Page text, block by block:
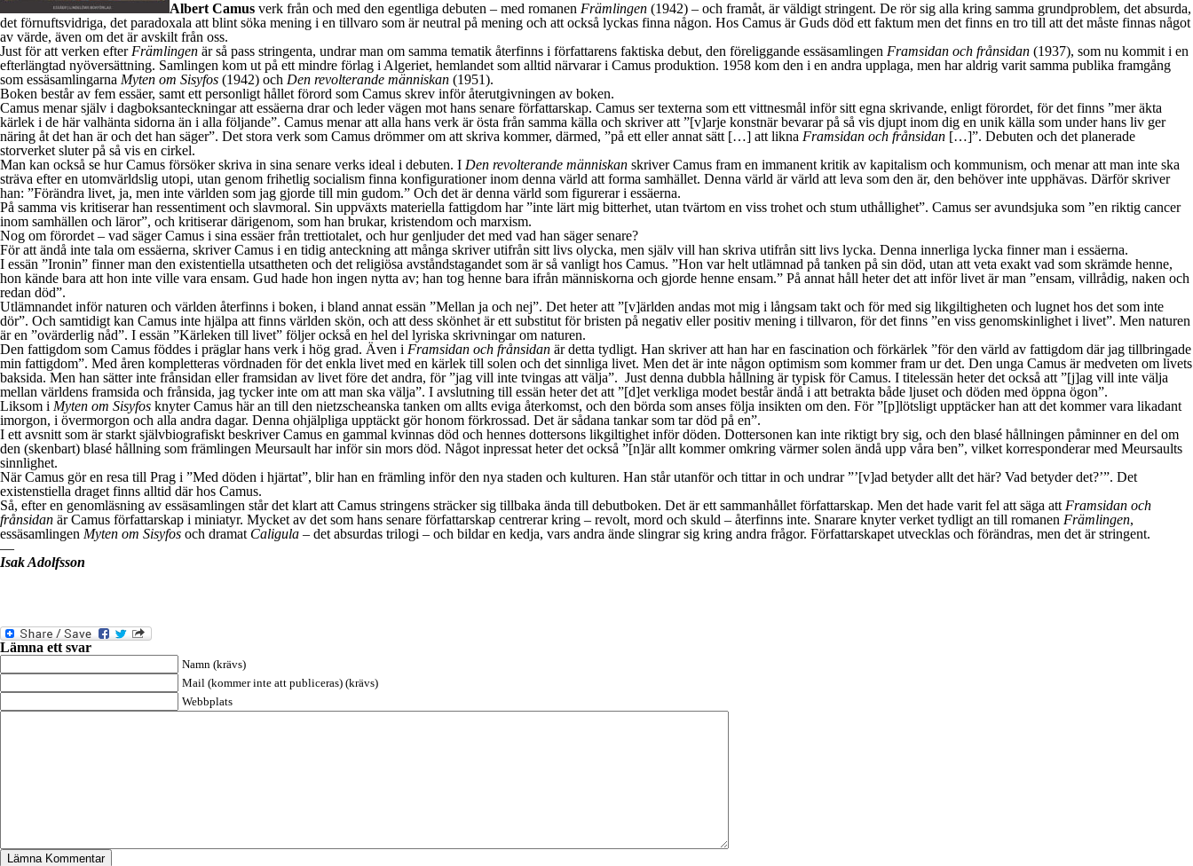
Albert Camus verk från och med den egentliga debuten – med romanen Främlingen (1942) – och framåt, är väldigt stringent. De rör sig alla kring samma grundproblem, det absurda,
det förnuftsvidriga, det paradoxala att blint söka mening i en tillvaro som är neutral på mening och att också lyckas finna någon. Hos Camus är Guds död ett faktum men det finns en tro till att det måste finnas något
av värde, även om det är avskilt från oss.
Just för att verken efter Främlingen är så pass stringenta, undrar man om samma tematik återfinns i författarens faktiska debut, den föreliggande essäsamlingen Framsidan och frånsidan (1937), som nu kommit i en
efterlängtad nyöversättning. Samlingen kom ut på ett mindre förlag i Algeriet, hemlandet som alltid närvarar i Camus produktion. 1958 kom den i en andra upplaga, men har aldrig varit samma publika framgång
som essäsamlingarna Myten om Sisyfos (1942) och Den revolterande människan (1951).
Boken består av fem essäer, samt ett personligt hållet förord som Camus skrev inför återutgivningen av boken.
Camus menar själv i dagboksanteckningar att essäerna drar och leder vägen mot hans senare författarskap. Camus ser texterna som ett vittnesmål inför sitt egna skrivande, enligt förordet, för det finns ”mer äkta
kärlek i de här valhänta sidorna än i alla följande”. Camus menar att alla hans verk är östa från samma källa och skriver att ”[v]arje konstnär bevarar på så vis djupt inom dig en unik källa som under hans liv ger
näring åt det han är och det han säger”. Det stora verk som Camus drömmer om att skriva kommer, därmed, ”på ett eller annat sätt […] att likna Framsidan och frånsidan […]”. Debuten och det planerade
storverket sluter på så vis en cirkel.
Man kan också se hur Camus försöker skriva in sina senare verks ideal i debuten. I Den revolterande människan skriver Camus fram en immanent kritik av kapitalism och kommunism, och menar att man inte ska
sträva efter en utomvärldslig utopi, utan genom frihetlig socialism finna konfigurationer inom denna värld att forma samhället. Denna värld är värld att leva som den är, den behöver inte upphävas. Därför skriver
han: ”Förändra livet, ja, men inte världen som jag gjorde till min gudom.” Och det är denna värld som figurerar i essäerna.
På samma vis kritiserar han ressentiment och slavmoral. Sin uppväxts materiella fattigdom har ”inte lärt mig bitterhet, utan tvärtom en viss trohet och stum uthållighet”. Camus ser avundsjuka som ”en riktig cancer
inom samhällen och läror”, och kritiserar därigenom, som han brukar, kristendom och marxism.
Nog om förordet – vad säger Camus i sina essäer från trettiotalet, och hur genljuder det med vad han säger senare?
För att ändå inte tala om essäerna, skriver Camus i en tidig anteckning att många skriver utifrån sitt livs olycka, men själv vill han skriva utifrån sitt livs lycka. Denna innerliga lycka finner man i essäerna.
I essän ”Ironin” finner man den existentiella utsattheten och det religiösa avståndstagandet som är så vanligt hos Camus. ”Hon var helt utlämnad på tanken på sin död, utan att veta exakt vad som skrämde henne,
hon kände bara att hon inte ville vara ensam. Gud hade hon ingen nytta av; han tog henne bara ifrån människorna och gjorde henne ensam.” På annat håll heter det att inför livet är man ”ensam, villrådig, naken och
redan död”.
Utlämnandet inför naturen och världen återfinns i boken, i bland annat essän ”Mellan ja och nej”. Det heter att ”[v]ärlden andas mot mig i långsam takt och för med sig likgiltigheten och lugnet hos det som inte
dör”. Och samtidigt kan Camus inte hjälpa att finns världen skön, och att dess skönhet är ett substitut för bristen på negativ eller positiv mening i tillvaron, för det finns ”en viss genomskinlighet i livet”. Men naturen
är en ”ovärderlig nåd”. I essän ”Kärleken till livet” följer också en hel del lyriska skrivningar om naturen.
Den fattigdom som Camus föddes i präglar hans verk i hög grad. Även i Framsidan och frånsidan är detta tydligt. Han skriver att han har en fascination och förkärlek ”för den värld av fattigdom där jag tillbringade
min fattigdom”. Med åren kompletteras vördnaden för det enkla livet med en kärlek till solen och det sinnliga livet. Men det är inte någon optimism som kommer fram ur det. Den unga Camus är medveten om livets
baksida. Men han sätter inte frånsidan eller framsidan av livet före det andra, för ”jag vill inte tvingas att välja”. Just denna dubbla hållning är typisk för Camus. I titelessän heter det också att ”[j]ag vill inte välja
mellan världens framsida och frånsida, jag tycker inte om att man ska välja”. I avslutning till essän heter det att ”[d]et verkliga modet består ändå i att betrakta både ljuset och döden med öppna ögon”.
Liksom i Myten om Sisyfos knyter Camus här an till den nietzscheanska tanken om allts eviga återkomst, och den börda som anses följa insikten om den. För ”[p]lötsligt upptäcker han att det kommer vara likadant
imorgon, i övermorgon och alla andra dagar. Denna ohjälpliga upptäckt gör honom förkrossad. Det är sådana tankar som tar död på en”.
I ett avsnitt som är starkt självbiografiskt beskriver Camus en gammal kvinnas död och hennes dottersons likgiltighet inför döden. Dottersonen kan inte riktigt bry sig, och den blasé hållningen påminner en del om
den (skenbart) blasé hållning som främlingen Meursault har inför sin mors död. Något inpressat heter det också ”[n]är allt kommer omkring värmer solen ändå upp våra ben”, vilket korresponderar med Meursaults
sinnlighet.
När Camus gör en resa till Prag i ”Med döden i hjärtat”, blir han en främling inför den nya staden och kulturen. Han står utanför och tittar in och undrar ”’[v]ad betyder allt det här? Vad betyder det?’”. Det
existenstiella draget finns alltid där hos Camus.
Så, efter en genomläsning av essäsamlingen står det klart att Camus stringens sträcker sig tillbaka ända till debutboken. Det är ett sammanhållet författarskap. Men det hade varit fel att säga att Framsidan och
frånsidan är Camus författarskap i miniatyr. Mycket av det som hans senare författarskap centrerar kring – revolt, mord och skuld – återfinns inte. Snarare knyter verket tydligt an till romanen Främlingen,
essäsamlingen Myten om Sisyfos och dramat Caligula – det absurdas trilogi – och bildar en kedja, vars andra ände slingrar sig kring andra frågor. Författarskapet utvecklas och förändras, men det är stringent.
—
Isak Adolfsson
Lämna ett svar
Namn (krävs)
Mail (kommer inte att publiceras) (krävs)
Webbplats